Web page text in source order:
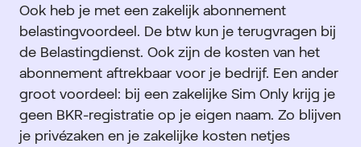
Ook heb je met een zakelijk abonnement
belastingvoordeel. De btw kun je terugvragen bij
de Belastingdienst. Ook zijn de kosten van het
abonnement aftrekbaar voor je bedrijf. Een ander
groot voordeel: bij een zakelijke Sim Only krijg je
geen BKR-registratie op je eigen naam. Zo blijven
je privézaken en je zakelijke kosten netjes